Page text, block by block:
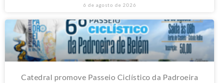
6 de agosto de 2026
Catedral promove Passeio Ciclístico da Padroeira